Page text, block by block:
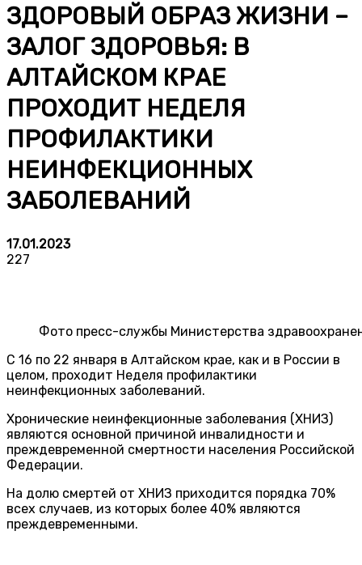
ЗДОРОВЫЙ ОБРАЗ ЖИЗНИ –
ЗАЛОГ ЗДОРОВЬЯ: В
АЛТАЙСКОМ КРАЕ
ПРОХОДИТ НЕДЕЛЯ
ПРОФИЛАКТИКИ
НЕИНФЕКЦИОННЫХ
ЗАБОЛЕВАНИЙ
17.01.2023
227
Фото пресс-службы Министерства
С 16 по 22 января в Алтайском крае, как и в России в
целом, проходит Неделя профилактики
неинфекционных заболеваний.
Хронические неинфекционные заболевания (ХНИЗ)
являются основной причиной инвалидности и
преждевременной смертности населения Российской
Федерации.
На долю смертей от ХНИЗ приходится порядка 70%
всех случаев, из которых более 40% являются
преждевременными.